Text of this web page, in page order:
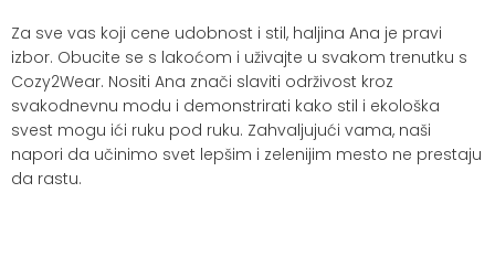
Za sve vas koji cene udobnost i stil, haljina Ana je pravi
izbor. Obucite se s lakoćom i uživajte u svakom trenutku s
Cozy2Wear. Nositi Ana znači slaviti održivost kroz
svakodnevnu modu i demonstrirati kako stil i ekološka
svest mogu ići ruku pod ruku. Zahvaljujući vama, naši
napori da učinimo svet lepšim i zelenijim mesto ne prestaju
da rastu.